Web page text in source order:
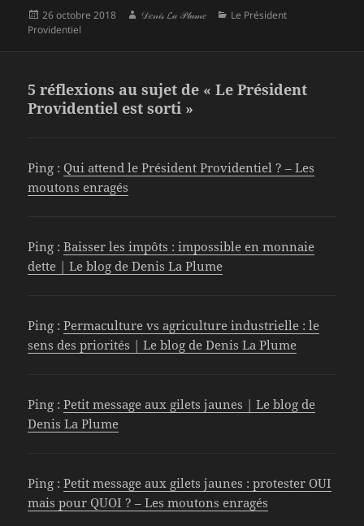
Publié
le
26 octobre 2018 Auteur
𝒟𝑒𝓃𝒾𝓈 𝓛𝒶 𝒫𝓁𝓊𝓂𝑒 Catégories
Le Président
Providentiel
5 réflexions au sujet de « Le Président
Providentiel est sorti »
Ping : Qui attend le Président Providentiel ? – Les
moutons enragés
Ping :Baisser les impôts : impossible en monnaie
dette | Le blog de Denis La Plume
Ping :Permaculture vs agriculture industrielle : le
sens des priorités | Le blog de Denis La Plume
Ping :Petit message aux gilets jaunes | Le blog de
Denis La Plume
Ping :Petit message aux gilets jaunes : protester OUI
mais pour QUOI ? – Les moutons enragés